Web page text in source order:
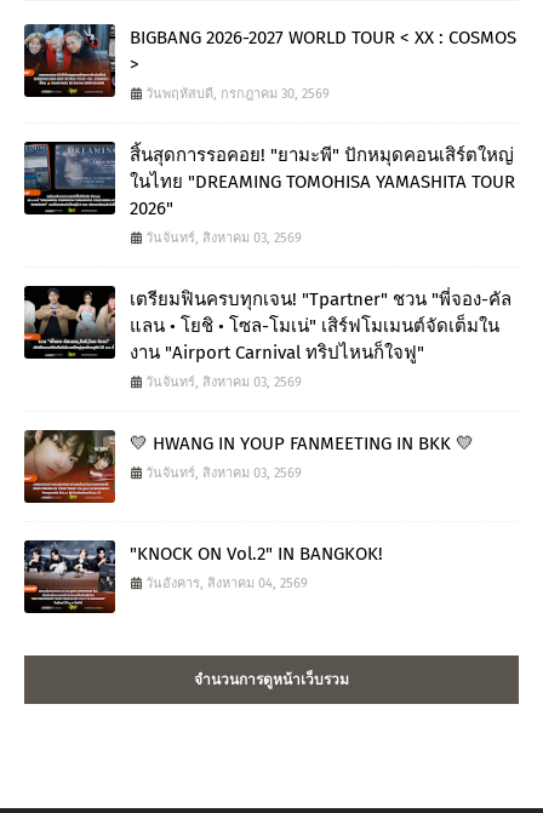
BIGBANG 2026-2027 WORLD TOUR < XX : COSMOS
>
วันพฤหัสบดี, กรกฎาคม 30, 2569
สิ้นสุดการรอคอย! "ยามะพี" ปักหมุดคอนเสิร์ตใหญ่
ในไทย "DREAMING TOMOHISA YAMASHITA TOUR
2026"
วันจันทร์, สิงหาคม 03, 2569
เตรียมฟินครบทุกเจน! "Tpartner" ชวน "พี่จอง-คัล
แลน • โยชิ • โซล-โมเน่" เสิร์ฟโมเมนต์จัดเต็มใน
งาน "Airport Carnival ทริปไหนก็ใจฟู"
วันจันทร์, สิงหาคม 03, 2569
💛 HWANG IN YOUP FANMEETING IN BKK 💛
วันจันทร์, สิงหาคม 03, 2569
"KNOCK ON Vol.2" IN BANGKOK!
วันอังคาร, สิงหาคม 04, 2569
จำนวนการดูหน้าเว็บรวม